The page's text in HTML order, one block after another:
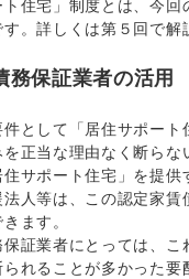
住宅」制度とは、今回
。詳しくは第５回で解
務保証業者の活用
として「居住サポート
正当な理由なく断らな
サポート住宅」を提供
人等は、この認定家賃
ます。
証業者にとっては、こ
れることが多かった要